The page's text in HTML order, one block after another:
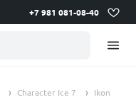
+7 981 081-08-40
Character Ice 7
Ikon